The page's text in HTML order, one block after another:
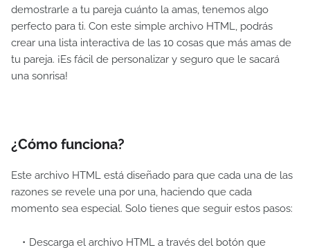
demostrarle a tu pareja cuánto la amas, tenemos algo
perfecto para ti. Con este simple archivo HTML, podrás
crear una lista interactiva de las 10 cosas que más amas de
tu pareja. ¡Es fácil de personalizar y seguro que le sacará
una sonrisa!
¿Cómo funciona?
Este archivo HTML está diseñado para que cada una de las
razones se revele una por una, haciendo que cada
momento sea especial. Solo tienes que seguir estos pasos:
Descarga el archivo HTML a través del botón que